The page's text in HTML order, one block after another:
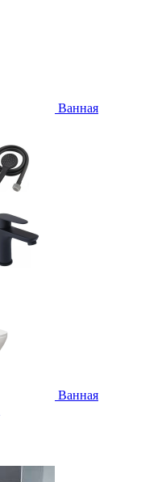
Ванная
Ванная